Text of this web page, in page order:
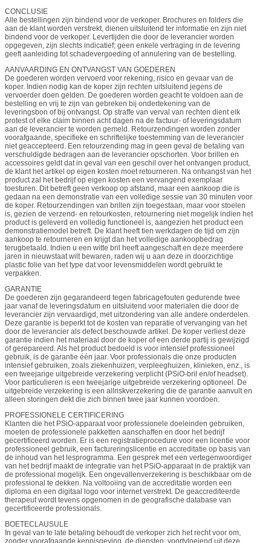
CONCLUSIE
Alle bestellingen zijn bindend voor de verkoper. Brochures en folders die
aan de klant worden verstrekt, dienen uitsluitend ter informatie en zijn niet
bindend voor de verkoper. Levertijden die door de leverancier worden
opgegeven, zijn slechts indicatief; geen enkele vertraging in de levering
geeft aanleiding tot schadevergoeding of annulering van de bestelling.
AANVAARDING EN ONTVANGST VAN GOEDEREN
De goederen worden vervoerd voor rekening, risico en gevaar van de
koper. Indien nodig kan de koper zijn rechten uitsluitend jegens de
vervoerder doen gelden. De goederen worden geacht te voldoen aan de
bestelling en vrij te zijn van gebreken bij ondertekening van de
leveringsbon of bij ontvangst. Op straffe van verval van rechten dient elk
protest of elke claim binnen acht dagen na de factuur- of leveringsdatum
aan de leverancier te worden gemeld. Retourzendingen worden zonder
voorafgaande, specifieke en schriftelijke toestemming van de leverancier
niet geaccepteerd. Een retourzending mag in geen geval de betaling van
verschuldigde bedragen aan de leverancier opschorten. Voor brillen en
accessoires geldt dat in geval van een geschil over het ontvangen product,
de klant het artikel op eigen kosten moet retourneren. Na ontvangst van het
product zal het bedrijf op eigen kosten een vervangend exemplaar
toesturen. Dit betreft geen verkoop op afstand, maar een aankoop die is
gedaan na een demonstratie van een volledige sessie van 30 minuten voor
de koper. Retourzendingen van brillen zijn toegestaan, maar voor stoelen
is, gezien de verzend- en retourkosten, retournering niet mogelijk indien het
product is geleverd en volledig functioneel is, aangezien het product een
demonstratiemodel betreft. De klant heeft tien werkdagen de tijd om zijn
aankoop te retourneren en krijgt dan het volledige aankoopbedrag
terugbetaald. Indien u een witte bril heeft aangeschaft en deze meerdere
jaren in nieuwstaat wilt bewaren, raden wij u aan deze in doorzichtige
plastic folie van het type dat voor levensmiddelen wordt gebruikt te
verpakken.
GARANTIE
De goederen zijn gegarandeerd tegen fabricagefouten gedurende twee
jaar vanaf de leveringsdatum en uitsluitend voor materialen die door de
leverancier zijn vervaardigd, met uitzondering van alle andere onderdelen.
Deze garantie is beperkt tot de kosten van reparatie of vervanging van het
door de leverancier als defect beschouwde artikel. De koper verliest deze
garantie indien het materiaal door de koper of een derde partij is gewijzigd
of gerepareerd. Als het product bedoeld is voor intensief professioneel
gebruik, is de garantie één jaar. Voor professionals die onze producten
intensief gebruiken, zoals ziekenhuizen, verpleeghuizen, klinieken, enz., is
een tweejarige uitgebreide verzekering verplicht (PSiO-bril en/of headset).
Voor particulieren is een tweejarige uitgebreide verzekering optioneel. De
uitgebreide verzekering is een allriskverzekering die de garantie aanvult en
alleen storingen dekt die zich binnen twee jaar kunnen voordoen.
PROFESSIONELE CERTIFICERING
Klanten die het PSiO-apparaat voor professionele doeleinden gebruiken,
moeten de professionele pakketten aanschaffen en door het bedrijf
gecertificeerd worden. Er is een registratieprocedure voor een licentie voor
professioneel gebruik, een factureringslicentie en accreditatie op basis van
de inhoud van het lesprogramma. Een gesprek met een vertegenwoordiger
van het bedrijf maakt de integratie van het PSiO-apparaat in de praktijk van
de professional mogelijk. Een ongevallenverzekering is beschikbaar om de
professional te dekken. Na voltooiing van de accreditatie worden een
diploma en een digitaal logo voor internet verstrekt. De geaccrediteerde
therapeut wordt tevens opgenomen in de geografische database van
gecertificeerde professionals.
BOETECLAUSULE
In geval van te late betaling behoudt de verkoper zich het recht voor om,
zonder voorafgaande kennisgeving, de diensten, voortvloeiend uit deze